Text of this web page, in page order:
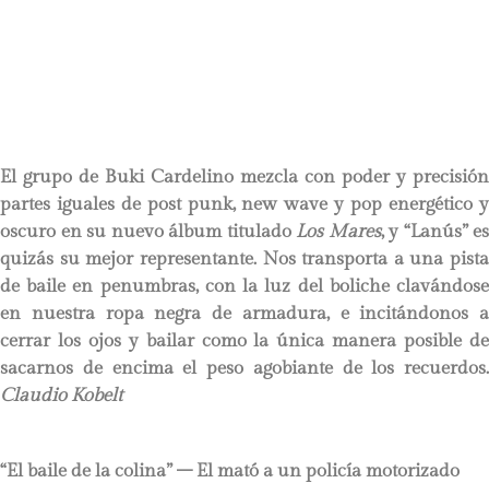
El grupo de Buki Cardelino mezcla con poder y precisión
partes iguales de post punk, new wave y pop energético y
oscuro en su nuevo álbum titulado Los Mares, y “Lanús” es
quizás su mejor representante. Nos transporta a una pista
de baile en penumbras, con la luz del boliche clavándose
en nuestra ropa negra de armadura, e incitándonos a
cerrar los ojos y bailar como la única manera posible de
sacarnos de encima el peso agobiante de los recuerdos.
Claudio Kobelt
“El baile de la colina” – El mató a un policía motorizado